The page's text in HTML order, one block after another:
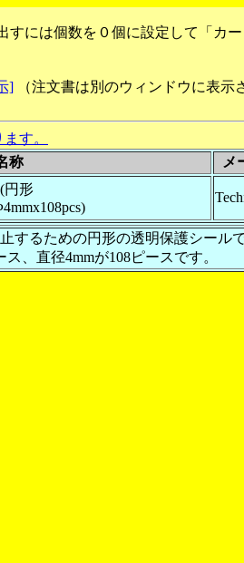
には個数を０個に設定して「カ
] （注文書は別のウィンドウに表示
す。
称 メ
円形
するための円形の透明保護シール
、直径4mmが108ピースです。